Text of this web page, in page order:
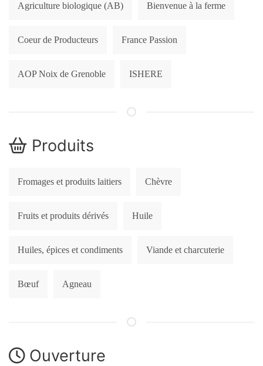
Agriculture biologique (AB) Bienvenue à la ferme
Coeur de Producteurs France Passion
AOP Noix de Grenoble ISHERE
Produits
Fromages et produits laitiers Chèvre
Fruits et produits dérivés Huile
Huiles, épices et condiments Viande et charcuterie
Bœuf Agneau
Ouverture